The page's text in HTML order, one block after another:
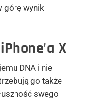
górę wyniki
X
DNA i nie
go także
swego